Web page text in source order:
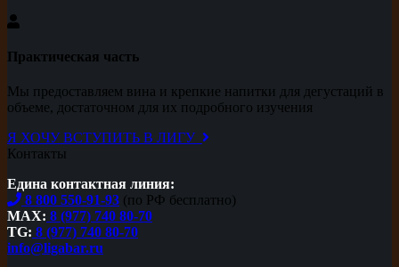
Практическая часть
Мы предоставляем вина и крепкие напитки для дегустаций в
объеме, достаточном для их подробного изучения
Я ХОЧУ ВСТУПИТЬ В ЛИГУ
Контакты
Едина контактная линия:
8 800 550-91-93 (по РФ бесплатно)
MAX: 8 (977) 740 80-70
TG: 8 (977) 740 80-70
info@ligabar.ru